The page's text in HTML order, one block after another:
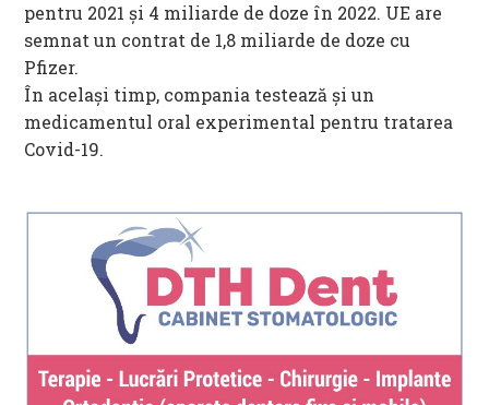
pentru 2021 şi 4 miliarde de doze în 2022. UE are
semnat un contrat de 1,8 miliarde de doze cu
Pfizer.
În acelaşi timp, compania testează şi un
medicamentul oral experimental pentru tratarea
Covid-19.